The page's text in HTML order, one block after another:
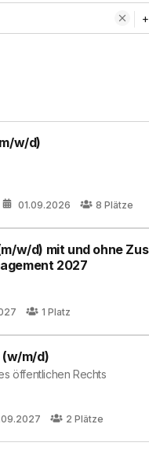
w/d)
01.09.2026 8 Plätze
w/d) mit und ohne
2027
1 Platz
(w/m/d)
öffentlichen Rechts
2 Plätze